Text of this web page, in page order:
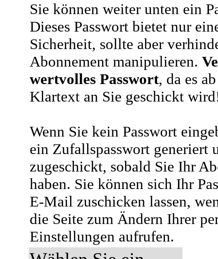
Sie können weiter unten ein
Dieses Passwort bietet nur
Sicherheit, sollte aber
Abonnement manipulieren.
wertvolles Passwort, da es
Klartext an Sie geschickt
Wenn Sie kein Passwort
ein Zufallspasswort generiert
zugeschickt, sobald Sie Ihr
haben. Sie können sich Ihr
E-Mail zuschicken lassen,
die Seite zum Ändern Ihrer
Einstellungen aufrufen.